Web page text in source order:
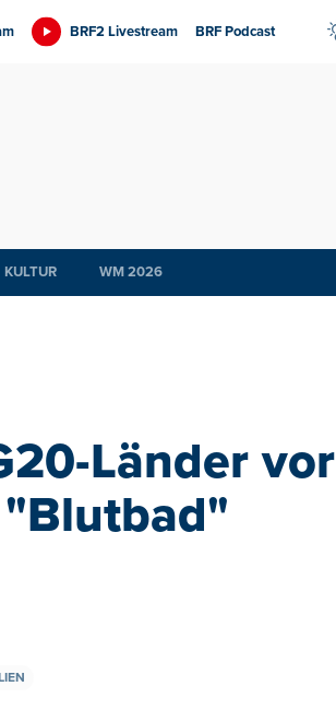
BRF2 Livestream BRF Podcast
KULTUR WM 2026
Länder vor